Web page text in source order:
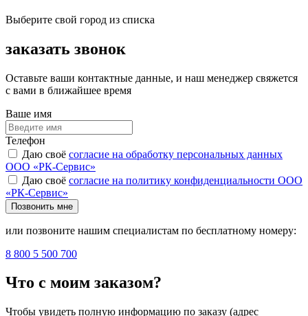
Выберите свой город из списка
заказать звонок
Оставьте ваши контактные данные, и наш менеджер свяжется
с вами в ближайшее время
Ваше имя
Телефон
Даю своё согласие на обработку персональных данных
ООО «РК-Сервис»
Даю своё согласие на политику конфиденциальности ООО
«РК-Сервис»
Позвонить мне
или позвоните нашим специалистам по бесплатному номеру:
8 800 5 500 700
Что с моим заказом?
Чтобы увидеть полную информацию по заказу (адрес